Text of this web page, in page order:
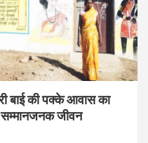
बाई की पक्के आवास का
सम्मानजनक जीवन